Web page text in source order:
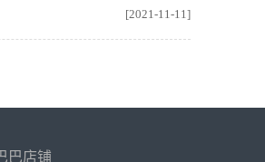
[2021-11-11]
巴店铺